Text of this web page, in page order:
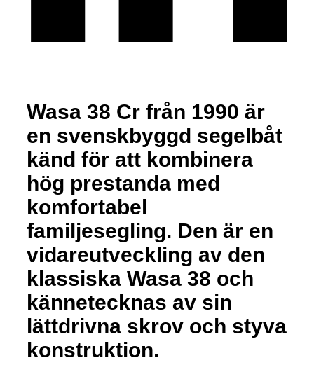
Wasa 38 Cr från 1990 är
en svenskbyggd segelbåt
känd för att kombinera
hög prestanda med
komfortabel
familjesegling. Den är en
vidareutveckling av den
klassiska Wasa 38 och
kännetecknas av sin
lättdrivna skrov och styva
konstruktion.